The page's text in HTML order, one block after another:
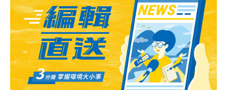
年來，地方居民不斷陳情要求修復中橫，甚至由梨山、谷
關社區業者自行出資，聘請山青探勘中橫，確定地質已經
穩定，但是政府並未給予確定答案，才有這項串連挖路的
行動。